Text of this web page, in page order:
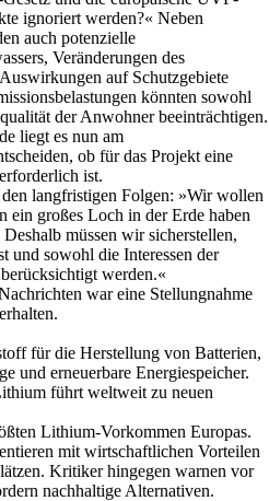
ignoriert werden?« Neben
auch potenzielle
Veränderungen des
auf Schutzgebiete
könnten sowohl
der Anwohner beeinträchtigen.
liegt es nun am
ob für das Projekt eine
ist.
langfristigen Folgen: »Wir wollen
ein großes Loch in der Erde haben
müssen wir sicherstellen,
und sowohl die Interessen der
werden.«
war eine Stellungnahme
für die Herstellung von Batterien,
und erneuerbare Energiespeicher.
führt weltweit zu neuen
Lithium-Vorkommen Europas.
mit wirtschaftlichen Vorteilen
Kritiker hingegen warnen vor
nachhaltige Alternativen.